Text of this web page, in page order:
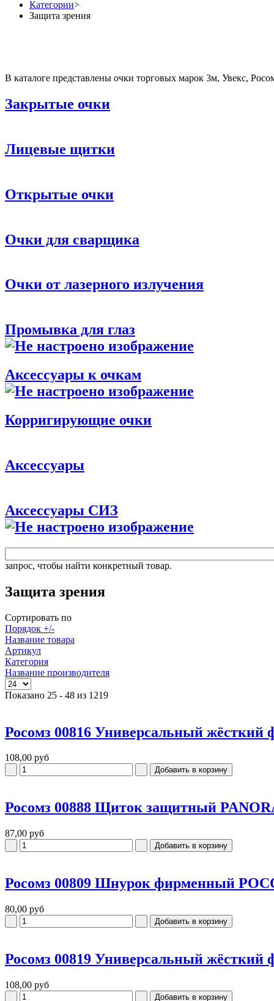
Категории>
Защита зрения
В каталоге представлены очки торговых марок 3м, Увекс,
Закрытые очки
Лицевые щитки
Открытые очки
Очки для сварщика
Очки от лазерного излучения
Промывка для глаз
Аксессуары к очкам
Корригирующие очки
Аксессуары
Аксессуары СИЗ
запрос, чтобы найти конкретный товар.
Защита зрения
Сортировать по
Порядок +/-
Название товара
Артикул
Категория
Название производителя
Показано 25 - 48 из 1219
Росомз 00816 Универсальный жёсткий
108,00 руб
Росомз 00888 Щиток защитный
87,00 руб
Росомз 00809 Шнурок фирменный
80,00 руб
Росомз 00819 Универсальный жёсткий
108,00 руб